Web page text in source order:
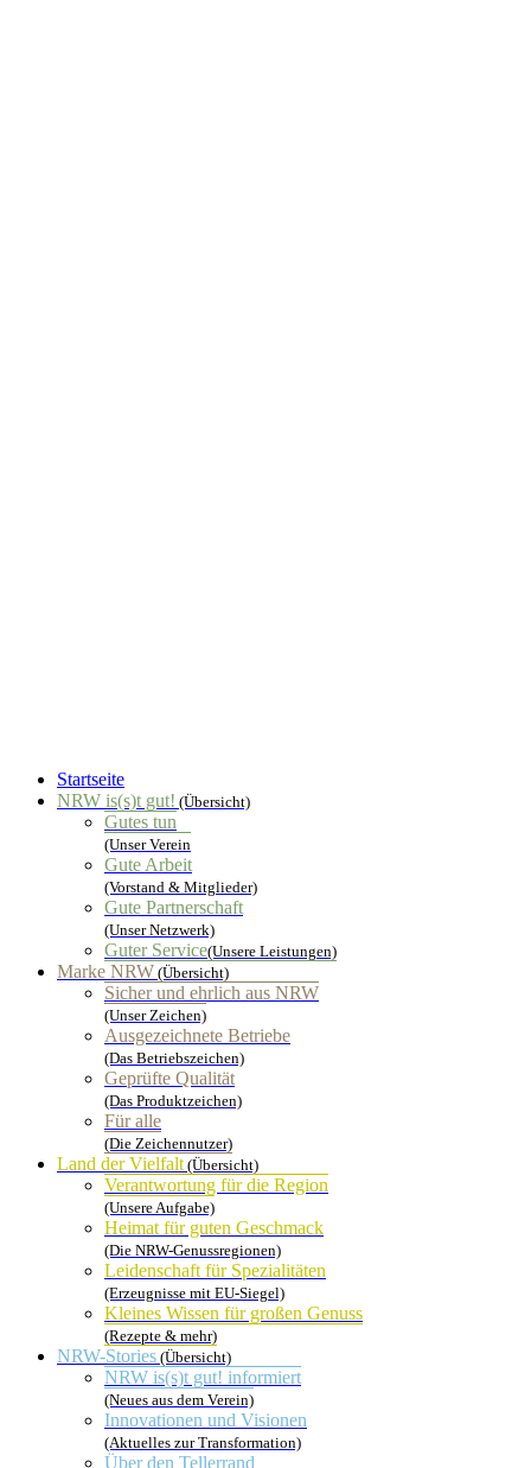
Startseite
NRW is(s)t gut! (Übersicht)
Gutes tun
(Unser Verein
Gute Arbeit
(Vorstand & Mitglieder)
Gute Partnerschaft
(Unser Netzwerk)
Guter Service(Unsere Leistungen)
Marke NRW (Übersicht)
Sicher und ehrlich aus NRW
(Unser Zeichen)
Ausgezeichnete Betriebe
(Das Betriebszeichen)
Geprüfte Qualität
(Das Produktzeichen)
Für alle
(Die Zeichennutzer)
Land der Vielfalt(Übersicht)
Verantwortung für die Region
(Unsere Aufgabe)
Heimat für guten Geschmack
(Die NRW-Genussregionen)
Leidenschaft für Spezialitäten
(Erzeugnisse mit EU-Siegel)
Kleines Wissen für großen Genuss
(Rezepte & mehr)
NRW-Stories (Übersicht)
NRW is(s)t gut! informiert
(Neues aus dem Verein)
Innovationen und Visionen
(Aktuelles zur Transformation)
Über den Tellerrand